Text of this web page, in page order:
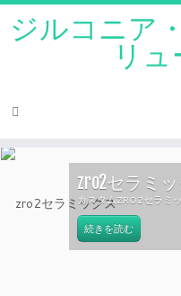
コ
ジルコニア
リ
zro2セラミ
カスタムZRO2セラミ
続きを読む